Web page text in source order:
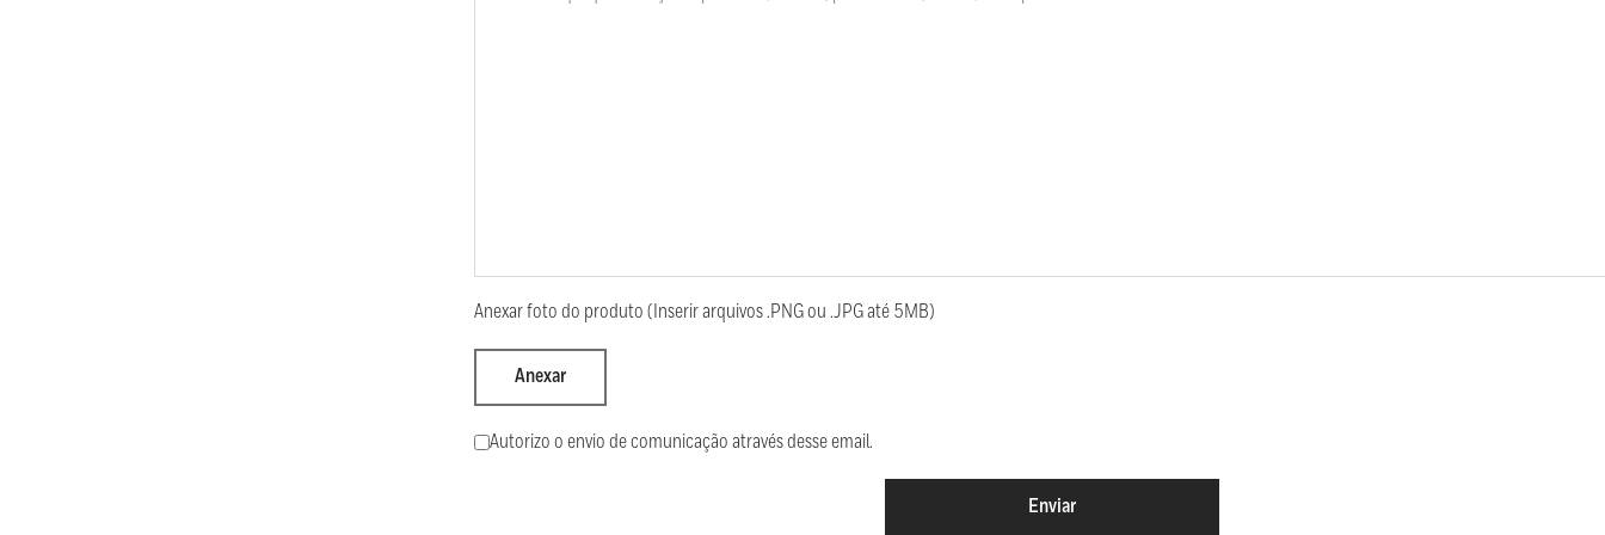
Anexar foto do produto (Inserir arquivos .PNG ou .JPG até 5MB)
Anexar
Autorizo o envio de comunicação através desse email.
Enviar